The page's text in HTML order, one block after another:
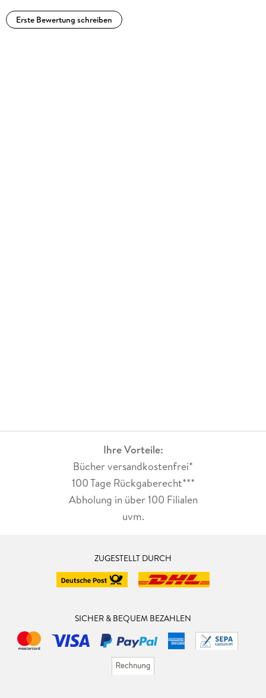
Erste Bewertung schreiben
Ihre Vorteile:
Bücher versandkostenfrei*
100 Tage Rückgaberecht***
Abholung in über 100 Filialen
uvm.
ZUGESTELLT DURCH
SICHER & BEQUEM BEZAHLEN